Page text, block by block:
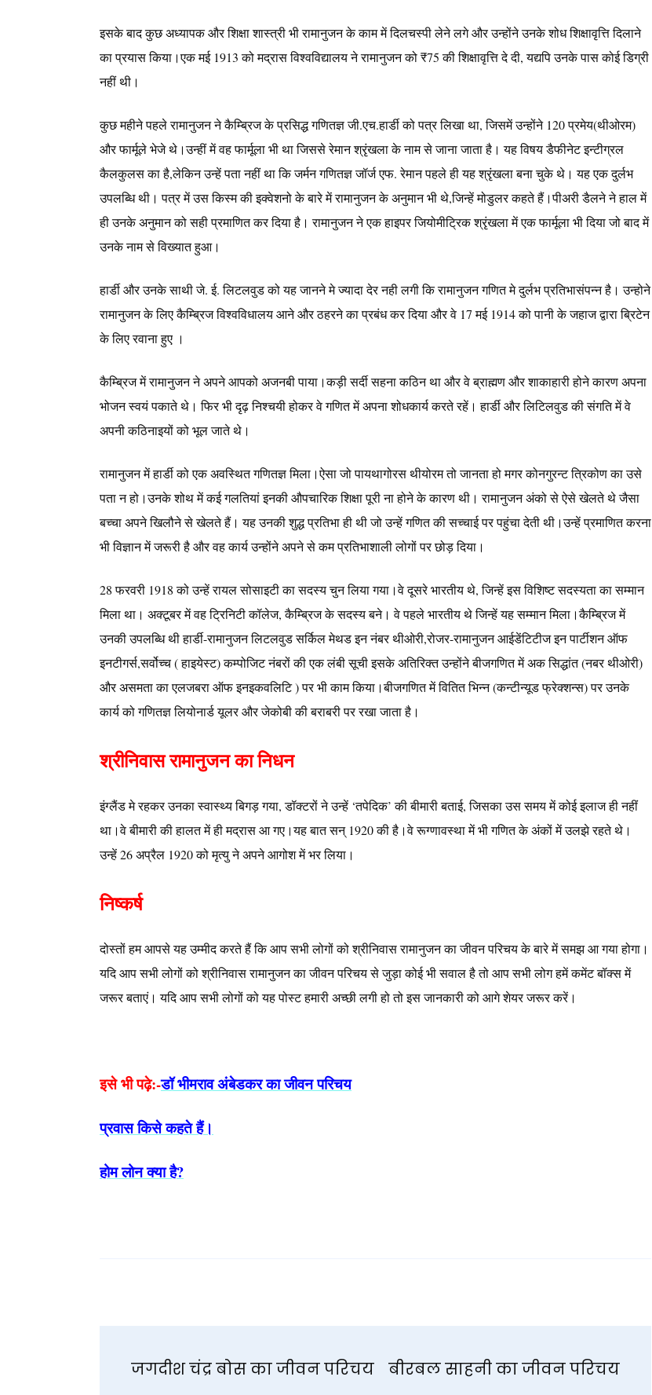
इसके बाद कुछ अध्यापक और शिक्षा शास्त्री भी रामानुजन के काम में दिलचस्पी लेने लगे और उन्होंने उनके शोध शिक्षावृत्ति दिलाने
का प्रयास किया।एक मई 1913 को मद्रास विश्वविद्यालय ने रामानुजन को ₹75 की शिक्षावृत्ति दे दी, यद्यपि उनके पास कोई डिग्री
नहीं थी।
कुछ महीने पहले रामानुजन ने कैम्ब्रिज के प्रसिद्ध गणितज्ञ जी.एच.हार्डी को पत्र लिखा था, जिसमें उन्होंने 120 प्रमेय(थीओरम)
और फार्मूले भेजे थे।उन्हीं में वह फार्मूला भी था जिससे रेमान श्रृंखला के नाम से जाना जाता है। यह विषय डैफीनेट इन्टीग्रल
कैलकुलस का है,लेकिन उन्हें पता नहीं था कि जर्मन गणितज्ञ जॉर्ज एफ. रेमान पहले ही यह श्रृंखला बना चुके थे। यह एक दुर्लभ
उपलब्धि थी। पत्र में उस किस्म की इक्वेशनो के बारे में रामानुजन के अनुमान भी थे,जिन्हें मोडुलर कहते हैं।पीअरी डैलने ने हाल में
ही उनके अनुमान को सही प्रमाणित कर दिया है। रामानुजन ने एक हाइपर जियोमीट्रिक श्रृंखला में एक फार्मूला भी दिया जो बाद में
उनके नाम से विख्यात हुआ।
हार्डी और उनके साथी जे. ई. लिटलवुड को यह जानने मे ज्यादा देर नही लगी कि रामानुजन गणित मे दुर्लभ प्रतिभासंपन्न है। उन्होने
रामानुजन के लिए कैम्ब्रिज विश्वविधालय आने और ठहरने का प्रबंध कर दिया और वे 17 मई 1914 को पानी के जहाज द्वारा ब्रिटेन
के लिए रवाना हुए ।
कैम्ब्रिज में रामानुजन ने अपने आपको अजनबी पाया।कड़ी सर्दी सहना कठिन था और वे ब्राह्मण और शाकाहारी होने कारण अपना
भोजन स्वयं पकाते थे। फिर भी दृढ़ निश्चयी होकर वे गणित में अपना शोधकार्य करते रहें। हार्डी और लिटिलवुड की संगति में वे
अपनी कठिनाइयों को भूल जाते थे।
रामानुजन में हार्डी को एक अवस्थित गणितज्ञ मिला।ऐसा जो पायथागोरस थीयोरम तो जानता हो मगर कोनगुरन्ट त्रिकोण का उसे
पता न हो।उनके शोथ में कई गलतियां इनकी औपचारिक शिक्षा पूरी ना होने के कारण थी। रामानुजन अंको से ऐसे खेलते थे जैसा
बच्चा अपने खिलौने से खेलते हैं। यह उनकी शुद्ध प्रतिभा ही थी जो उन्हें गणित की सच्चाई पर पहुंचा देती थी।उन्हें प्रमाणित करना
भी विज्ञान में जरूरी है और वह कार्य उन्होंने अपने से कम प्रतिभाशाली लोगों पर छोड़ दिया।
28 फरवरी 1918 को उन्हें रायल सोसाइटी का सदस्य चुन लिया गया।वे दूसरे भारतीय थे, जिन्हें इस विशिष्ट सदस्यता का सम्मान
मिला था। अक्टूबर में वह ट्रिनिटी कॉलेज, कैम्ब्रिज के सदस्य बने। वे पहले भारतीय थे जिन्हें यह सम्मान मिला।कैम्ब्रिज में
उनकी उपलब्धि थी हार्डी-रामानुजन लिटलवुड सर्किल मेथड इन नंबर थीओरी,रोजर-रामानुजन आईडेंटिटीज इन पार्टीशन ऑफ
इनटीगर्स,सर्वोच्च ( हाइयेस्ट) कम्पोजिट नंबरों की एक लंबी सूची इसके अतिरिक्त उन्होंने बीजगणित में अक सिद्धांत (नबर थीओरी)
और असमता का एलजबरा ऑफ इनइकवलिटि ) पर भी काम किया।बीजगणित में वितित भिन्न (कन्टीन्यूड फ्रेक्शन्स) पर उनके
कार्य को गणितज्ञ लियोनार्ड यूलर और जेकोबी की बराबरी पर रखा जाता है।
श्रीनिवास रामानुजन का निधन
इंग्लैंड मे रहकर उनका स्वास्थ्य बिगड़ गया, डॉक्टरों ने उन्हें ‘तपेदिक’ की बीमारी बताई, जिसका उस समय में कोई इलाज ही नहीं
था।वे बीमारी की हालत में ही मद्रास आ गए।यह बात सन् 1920 की है।वे रूग्णावस्था में भी गणित के अंकों में उलझे रहते थे।
उन्हें 26 अप्रैल 1920 को मृत्यु ने अपने आगोश में भर लिया।
निष्कर्ष
दोस्तों हम आपसे यह उम्मीद करते हैं कि आप सभी लोगों को श्रीनिवास रामानुजन का जीवन परिचय के बारे में समझ आ गया होगा।
यदि आप सभी लोगों को श्रीनिवास रामानुजन का जीवन परिचय से जुड़ा कोई भी सवाल है तो आप सभी लोग हमें कमेंट बॉक्स में
जरूर बताएं। यदि आप सभी लोगों को यह पोस्ट हमारी अच्छी लगी हो तो इस जानकारी को आगे शेयर जरूर करें।
इसे भी पढ़े:-डॉ भीमराव अंबेडकर का जीवन परिचय
प्रवास किसे कहते हैं।
होम लोन क्या है?
जगदीश चंद्र बोस का जीवन परिचय बीरबल साहनी का जीवन परिचय